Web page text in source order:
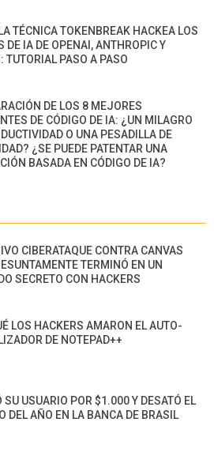
TÉCNICA TOKENBREAK HACKEA LOS
DE IA DE OPENAI, ANTHROPIC Y
TUTORIAL PASO A PASO
DE LOS 8 MEJORES
DE CÓDIGO DE IA: ¿UN MILAGRO
O UNA PESADILLA DE
¿SE PUEDE PATENTAR UNA
BASADA EN CÓDIGO DE IA?
CIBERATAQUE CONTRA CANVAS
TERMINÓ EN UN
SECRETO CON HACKERS
LOS HACKERS AMARON EL AUTO-
DE NOTEPAD++
SU USUARIO POR $1.000 Y DESATÓ EL
DEL AÑO EN LA BANCA DE BRASIL